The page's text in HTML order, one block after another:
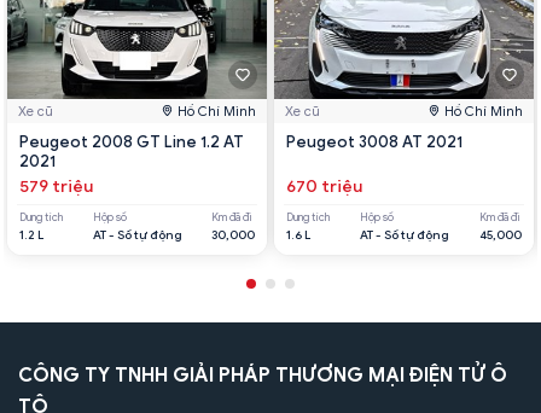
Xe cũ Hồ Chí Minh
Peugeot 2008 GT Line 1.2 AT
2021
579 triệu
Dung tích
1.2 L
Hộp số
AT - Số tự động
Km đã đi
30,000
Xe cũ Hồ Chí Minh
Peugeot 3008 AT 2021
670 triệu
Dung tích
1.6 L
Hộp số
AT - Số tự động
Km đã đi
45,000
CÔNG TY TNHH GIẢI PHÁP THƯƠNG MẠI ĐIỆN TỬ Ô
TÔ